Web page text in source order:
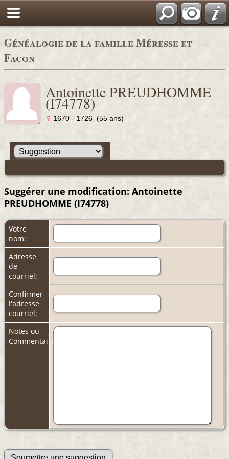
Généalogie de la famille Méresse et
Facon
Antoinette PREUDHOMME
(I74778)
1670 - 1726 (55 ans)
Suggérer une modification: Antoinette
PREUDHOMME (I74778)
Votre
nom:
Adresse
de
courriel:
Confirmer
l'adresse
courriel:
Notes ou
Commentaires: